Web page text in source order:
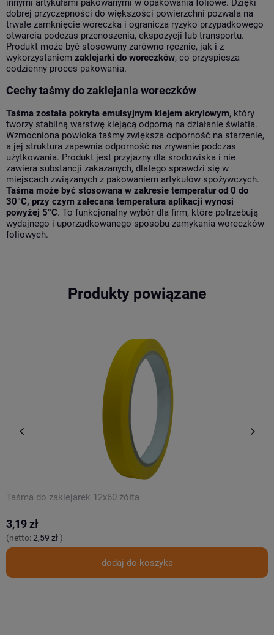
dobrej przyczepności do większości powierzchni pozwala na
trwałe zamknięcie woreczka i ogranicza ryzyko przypadkowego
otwarcia podczas przenoszenia, ekspozycji lub transportu.
Produkt może być stosowany zarówno ręcznie, jak i z
wykorzystaniem zaklejarki do woreczków, co przyspiesza
codzienny proces pakowania.
Cechy taśmy do zaklejania woreczków
Taśma została pokryta emulsyjnym klejem akrylowym, który
tworzy stabilną warstwę klejącą odporną na działanie światła.
Wzmocniona powłoka taśmy zwiększa odporność na starzenie,
a jej struktura zapewnia odporność na zrywanie podczas
użytkowania. Produkt jest przyjazny dla środowiska i nie
zawiera substancji zakazanych, dlatego sprawdzi się w
miejscach związanych z pakowaniem artykułów spożywczych.
Taśma może być stosowana w zakresie temperatur od 0 do
30°C, przy czym zalecana temperatura aplikacji wynosi
powyżej 5°C. To funkcjonalny wybór dla firm, które potrzebują
wydajnego i uporządkowanego sposobu zamykania woreczków
foliowych.
Produkty powiązane
Taśma do zaklejarek 12x60 żółta
3,19 zł
(netto:2,59 zł)
dodaj do koszyka